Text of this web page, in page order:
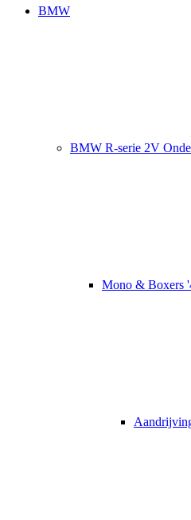
BMW
BMW R-serie 2V
Mono & Boxers